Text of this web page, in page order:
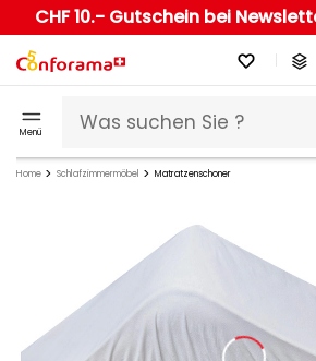
CHF 10.- Gutschein bei
Menü
Home Schlafzimmermöbel Matratzenschoner